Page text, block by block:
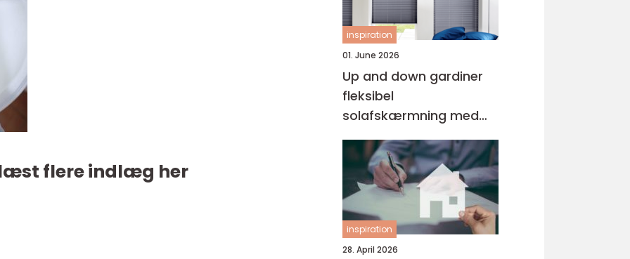
flere indlæg her
inspiration
01. June 2026
Up and down gardiner
fleksibel
solafskærmning med
stil
inspiration
28. April 2026